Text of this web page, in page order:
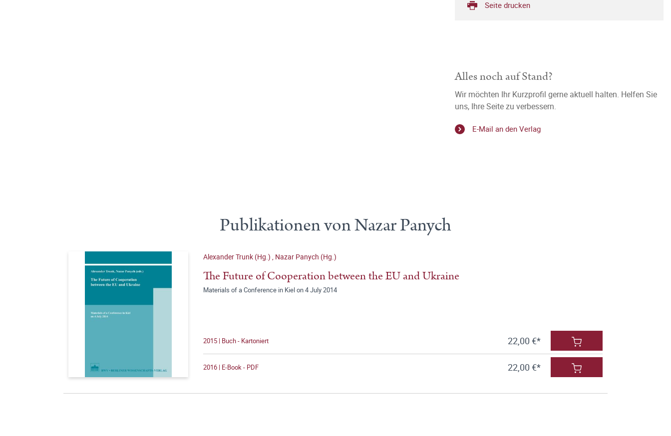
Seite drucken
Alles noch auf Stand?
Wir möchten Ihr Kurzprofil gerne aktuell halten. Helfen Sie
uns, Ihre Seite zu verbessern.
E-Mail an den Verlag
Publikationen von Nazar Panych
Alexander Trunk (Hg.) , Nazar Panych (Hg.)
The Future of Cooperation between the EU and Ukraine
Materials of a Conference in Kiel on 4 July 2014
2015 | Buch - Kartoniert 22,00 €*
2016 | E-Book - PDF 22,00 €*